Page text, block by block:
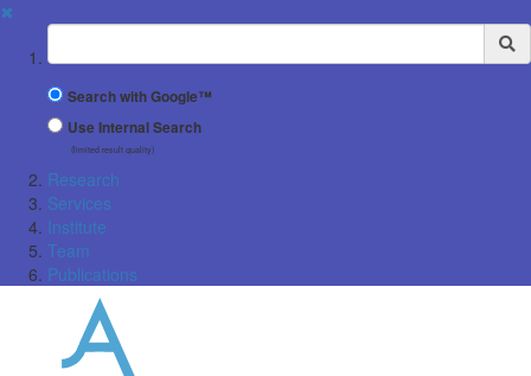
✖
Suchbegriff
Search with Google™
Use Internal Search
(limited result quality)
Research
Services
Institute
Team
Publications